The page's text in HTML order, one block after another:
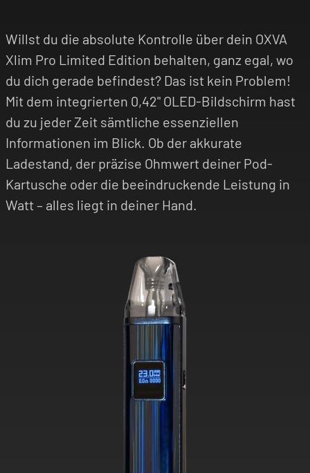
Willst du die absolute Kontrolle über dein OXVA
Xlim Pro Limited Edition behalten, ganz egal, wo
du dich gerade befindest? Das ist kein Problem!
Mit dem integrierten 0,42" OLED-Bildschirm hast
du zu jeder Zeit sämtliche essenziellen
Informationen im Blick. Ob der akkurate
Ladestand, der präzise Ohmwert deiner Pod-
Kartusche oder die beeindruckende Leistung in
Watt – alles liegt in deiner Hand.